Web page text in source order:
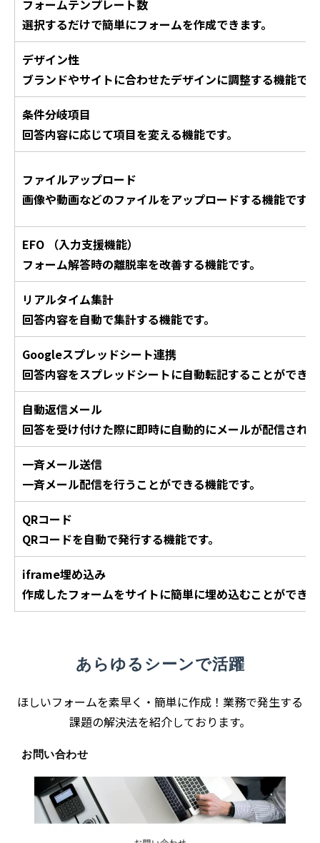
フォームテンプレート数
選択するだけで簡単にフォームを作成できます。
デザイン性
ブランドやサイトに合わせたデザインに調整する機能で
条件分岐項目
回答内容に応じて項目を変える機能です。
ファイルアップロード
画像や動画などのファイルをアップロードする機能です。
EFO （入力支援機能）
フォーム解答時の離脱率を改善する機能です。
リアルタイム集計
回答内容を自動で集計する機能です。
Googleスプレッドシート連携
回答内容をスプレッドシートに自動転記することができ
自動返信メール
回答を受け付けた際に即時に自動的にメールが配信され
一斉メール送信
一斉メール配信を行うことができる機能です。
QRコード
QRコードを自動で発行する機能です。
iframe埋め込み
作成したフォームをサイトに簡単に埋め込むことができ
あらゆるシーンで活躍
ほしいフォームを素早く・簡単に作成！業務で発生する
課題の解決法を紹介しております。
お問い合わせ